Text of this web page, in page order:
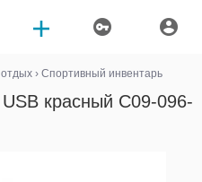
› Спортивный инвентарь
красный C09-096-